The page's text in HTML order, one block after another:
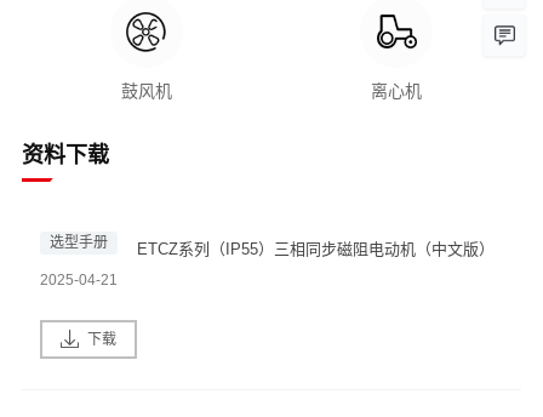
鼓风机 离心机
资料下载
选型手册 ETCZ系列（IP55）三相同步磁阻电动机（中文版）
2025-04-21
下载